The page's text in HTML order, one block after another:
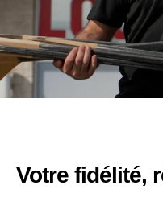
Votre fidélité,